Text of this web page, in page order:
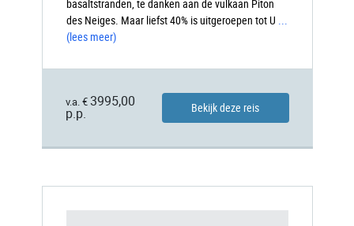
basaltstranden, te danken aan de vulkaan Piton
des Neiges. Maar liefst 40% is uitgeroepen tot U ...
(lees meer)
v.a. € 3995,00
p.p.
Bekijk deze reis